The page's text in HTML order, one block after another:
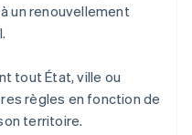
un renouvellement
tout État, ville ou
règles en fonction de
territoire.